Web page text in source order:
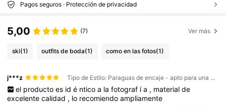
Pagos seguros · Protección de privacidad
5,00 (7) Ver más
ski(1) outfits de boda(1) como en las fotos(1)
j***z Tipo de Estilo: Paraguas de encaje - apto para una persona / Talla: beige
el producto es id é ntico a la fotograf ía , material de
excelentecalidad , lo recomiendoampliamente